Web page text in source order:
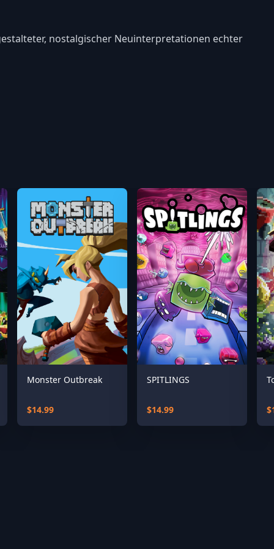
nostalgischer Neuinterpretationen echter
Monster Outbreak
$14.99
SPITLINGS
$14.99